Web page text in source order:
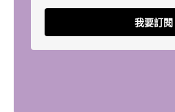
我要訂閱